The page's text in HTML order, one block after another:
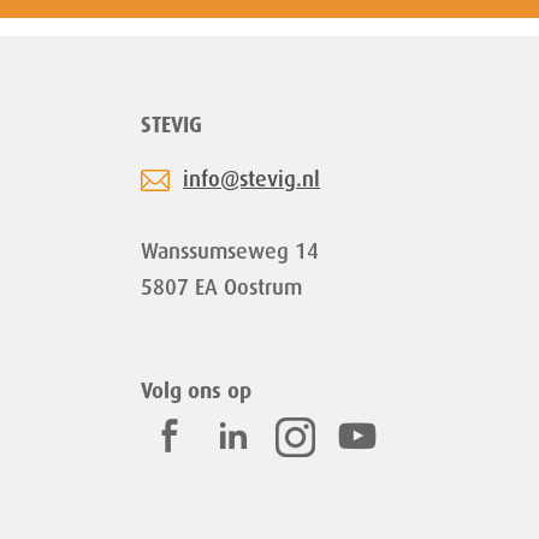
STEVIG
info@stevig.nl
Wanssumseweg 14
5807 EA Oostrum
Volg ons op